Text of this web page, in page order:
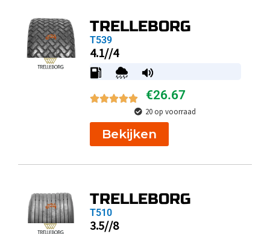
TRELLEBORG
T539
4.1//4
€26.67
20 op voorraad
Bekijken
TRELLEBORG
T510
3.5//8